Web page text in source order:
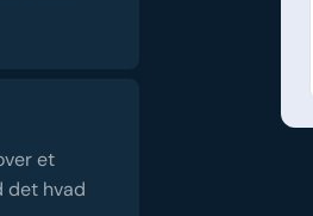
et
det hvad